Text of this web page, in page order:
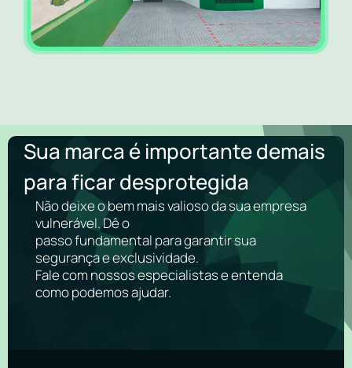
Sua marca é importante demais
para ficar desprotegida
Não deixe o bem mais valioso da sua empresa
vulnerável. Dê o
passo fundamental para garantir sua
segurança e exclusividade.
Fale com nossos especialistas e entenda
como podemos ajudar.